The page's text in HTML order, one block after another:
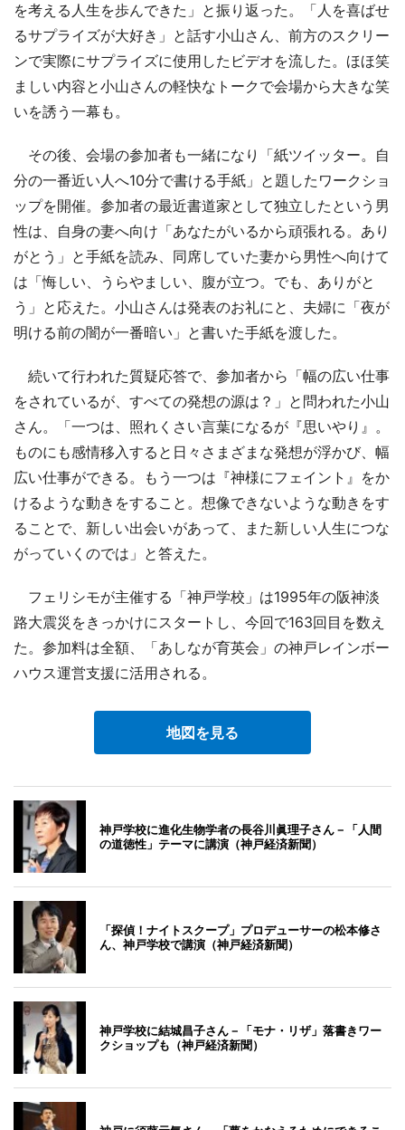
を考える人生を歩んできた」と振り返った。「人を喜ばせ
るサプライズが大好き」と話す小山さん、前方のスクリー
ンで実際にサプライズに使用したビデオを流した。ほほ笑
ましい内容と小山さんの軽快なトークで会場から大きな笑
いを誘う一幕も。
その後、会場の参加者も一緒になり「紙ツイッター。自
分の一番近い人へ10分で書ける手紙」と題したワークショ
ップを開催。参加者の最近書道家として独立したという男
性は、自身の妻へ向け「あなたがいるから頑張れる。あり
がとう」と手紙を読み、同席していた妻から男性へ向けて
は「悔しい、うらやましい、腹が立つ。でも、ありがと
う」と応えた。小山さんは発表のお礼にと、夫婦に「夜が
明ける前の闇が一番暗い」と書いた手紙を渡した。
続いて行われた質疑応答で、参加者から「幅の広い仕事
をされているが、すべての発想の源は？」と問われた小山
さん。「一つは、照れくさい言葉になるが『思いやり』。
ものにも感情移入すると日々さまざまな発想が浮かび、幅
広い仕事ができる。もう一つは『神様にフェイント』をか
けるような動きをすること。想像できないような動きをす
ることで、新しい出会いがあって、また新しい人生につな
がっていくのでは」と答えた。
フェリシモが主催する「神戸学校」は1995年の阪神淡
路大震災をきっかけにスタートし、今回で163回目を数え
た。参加料は全額、「あしなが育英会」の神戸レインボー
ハウス運営支援に活用される。
地図を見る
神戸学校に進化生物学者の長谷川眞理子さん－「人間
の道徳性」テーマに講演（神戸経済新聞）
「探偵！ナイトスクープ」プロデューサーの松本修さ
ん、神戸学校で講演（神戸経済新聞）
神戸学校に結城昌子さん－「モナ・リザ」落書きワー
クショップも（神戸経済新聞）